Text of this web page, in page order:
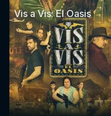
Vis a Vis: El Oasis